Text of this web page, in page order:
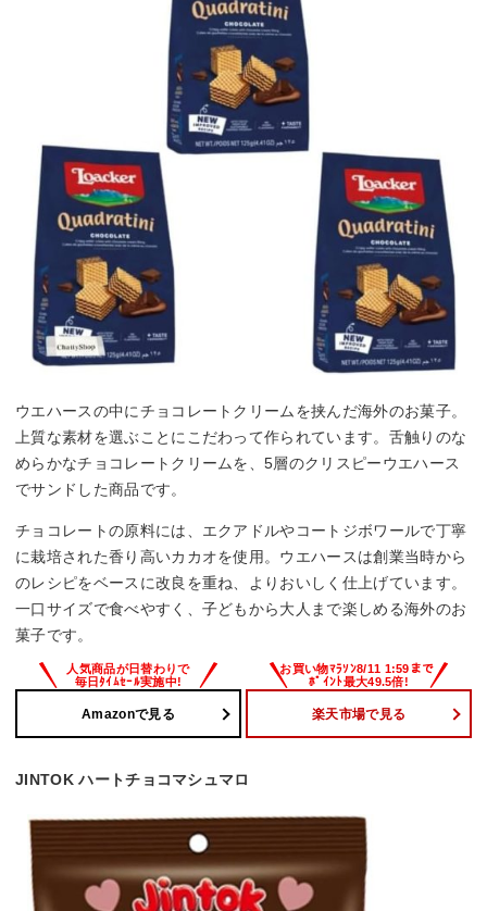
ウエハースの中にチョコレートクリームを挟んだ海外のお菓子。
上質な素材を選ぶことにこだわって作られています。舌触りのな
めらかなチョコレートクリームを、5層のクリスピーウエハース
でサンドした商品です。
チョコレートの原料には、エクアドルやコートジボワールで丁寧
に栽培された香り高いカカオを使用。ウエハースは創業当時から
のレシピをベースに改良を重ね、よりおいしく仕上げています。
一口サイズで食べやすく、子どもから大人まで楽しめる海外のお
菓子です。
Amazonで見る 楽天市場で見る
JINTOK ハートチョコマシュマロ